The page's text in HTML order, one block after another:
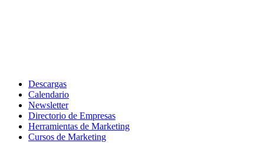
Descargas
Calendario
Newsletter
Directorio de Empresas
Herramientas de Marketing
Cursos de Marketing